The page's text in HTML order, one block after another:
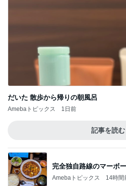
だいた 散歩から帰りの朝風呂
Amebaトピックス 1日前
記事を読む
完全独自路線のマーボ
Amebaトピックス 14時間